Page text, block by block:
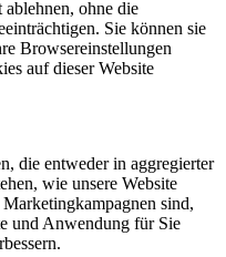
ohne die
Sie können sie
Browsereinstellungen
auf dieser Website
die entweder in aggregierter
wie unsere Website
sind,
und Anwendung für Sie